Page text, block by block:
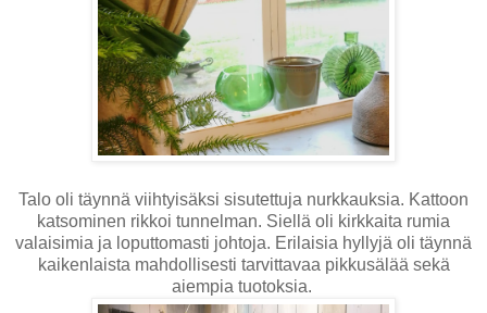
Talo oli täynnä viihtyisäksi sisutettuja nurkkauksia. Kattoon
katsominen rikkoi tunnelman. Siellä oli kirkkaita rumia
valaisimia ja loputtomasti johtoja. Erilaisia hyllyjä oli täynnä
kaikenlaista mahdollisesti tarvittavaa pikkusälää sekä
aiempia tuotoksia.